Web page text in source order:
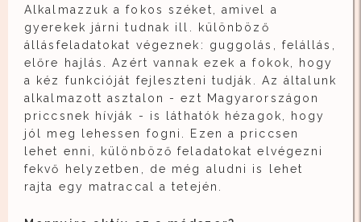
Alkalmazzuk a fokos széket, amivel a
gyerekek járni tudnak ill. különböző
állásfeladatokat végeznek: guggolás, felállás,
előre hajlás. Azért vannak ezek a fokok, hogy
a kéz funkcióját fejleszteni tudják. Az általunk
alkalmazott asztalon - ezt Magyarországon
priccsnek hívják - is láthatók hézagok, hogy
jól meg lehessen fogni. Ezen a priccsen
lehet enni, különböző feladatokat elvégezni
fekvő helyzetben, de még aludni is lehet
rajta egy matraccal a tetején.